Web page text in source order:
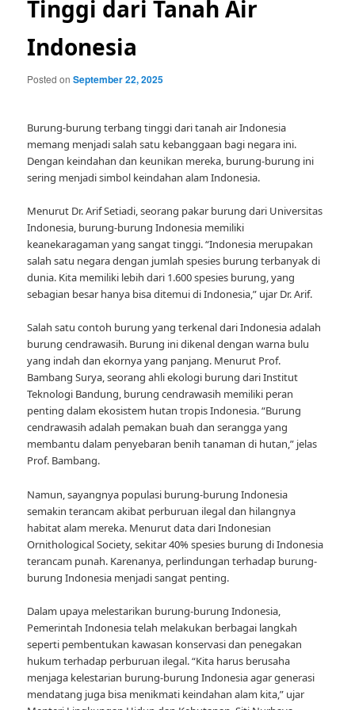
Tinggi dari Tanah Air
Indonesia
Posted onSeptember 22, 2025
Burung-burung terbang tinggi dari tanah air Indonesia
memang menjadi salah satu kebanggaan bagi negara ini.
Dengan keindahan dan keunikan mereka, burung-burung ini
sering menjadi simbol keindahan alam Indonesia.
Menurut Dr. Arif Setiadi, seorang pakar burung dari Universitas
Indonesia, burung-burung Indonesia memiliki
keanekaragaman yang sangat tinggi. “Indonesia merupakan
salah satu negara dengan jumlah spesies burung terbanyak di
dunia. Kita memiliki lebih dari 1.600 spesies burung, yang
sebagian besar hanya bisa ditemui di Indonesia,” ujar Dr. Arif.
Salah satu contoh burung yang terkenal dari Indonesia adalah
burung cendrawasih. Burung ini dikenal dengan warna bulu
yang indah dan ekornya yang panjang. Menurut Prof.
Bambang Surya, seorang ahli ekologi burung dari Institut
Teknologi Bandung, burung cendrawasih memiliki peran
penting dalam ekosistem hutan tropis Indonesia. “Burung
cendrawasih adalah pemakan buah dan serangga yang
membantu dalam penyebaran benih tanaman di hutan,” jelas
Prof. Bambang.
Namun, sayangnya populasi burung-burung Indonesia
semakin terancam akibat perburuan ilegal dan hilangnya
habitat alam mereka. Menurut data dari Indonesian
Ornithological Society, sekitar 40% spesies burung di Indonesia
terancam punah. Karenanya, perlindungan terhadap burung-
burung Indonesia menjadi sangat penting.
Dalam upaya melestarikan burung-burung Indonesia,
Pemerintah Indonesia telah melakukan berbagai langkah
seperti pembentukan kawasan konservasi dan penegakan
hukum terhadap perburuan ilegal. “Kita harus berusaha
menjaga kelestarian burung-burung Indonesia agar generasi
mendatang juga bisa menikmati keindahan alam kita,” ujar